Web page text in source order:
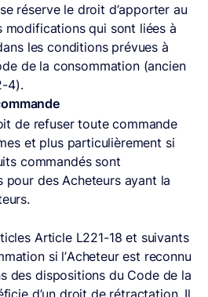
réserve le droit d’apporter au
modifications qui sont liées à
les conditions prévues à
de la consommation (ancien
4).
de refuser toute commande
et plus particulièrement si
commandés sont
pour des Acheteurs ayant la
Article L221-18 et suivants
si l’Acheteur est reconnu
des dispositions du Code de la